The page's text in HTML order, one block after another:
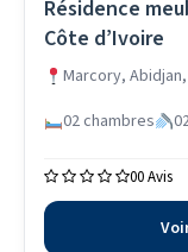
Résidence
Côte d’Ivoire
Marcory,
02 chambres
00 Avis